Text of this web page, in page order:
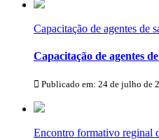
Capacitação de agentes de
Capacitação de agentes
Publicado em: 24 de julho de
Encontro formativo reginal